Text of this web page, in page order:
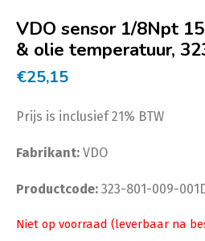
VDO sensor 1/8Npt
& olie temperatuur,
€25,15
Prijs is inclusief 21% BTW
Fabrikant: VDO
Productcode: 323-801-009-